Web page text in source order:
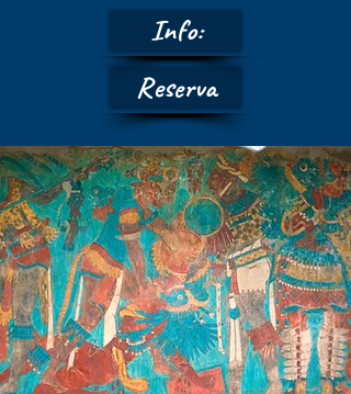
Info:
Reserva